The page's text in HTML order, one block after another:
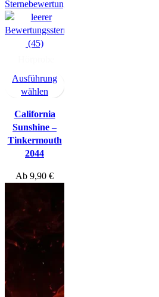
(45)
Ausführung
wählen
California
Sunshine –
Tinkermouth
2044
Ab 9,90 €